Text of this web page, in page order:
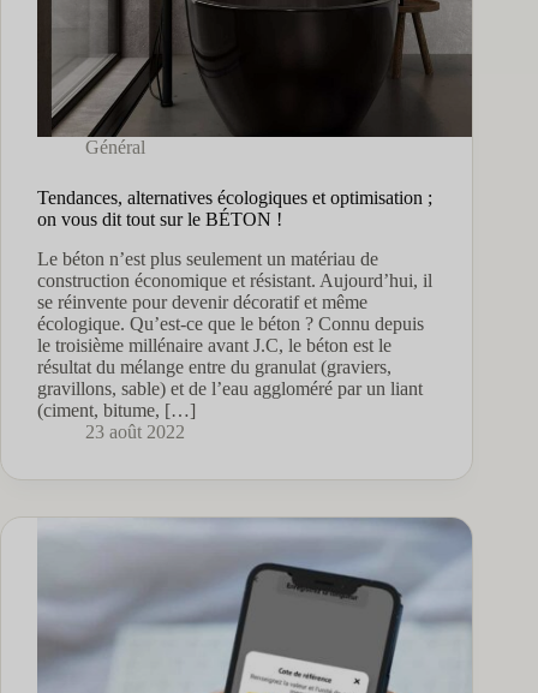
Général
Tendances, alternatives écologiques et optimisation ;
on vous dit tout sur le BÉTON !
Le béton n’est plus seulement un matériau de
construction économique et résistant. Aujourd’hui, il
se réinvente pour devenir décoratif et même
écologique. Qu’est-ce que le béton ? Connu depuis
le troisième millénaire avant J.C, le béton est le
résultat du mélange entre du granulat (graviers,
gravillons, sable) et de l’eau aggloméré par un liant
(ciment, bitume, […]
23 août 2022